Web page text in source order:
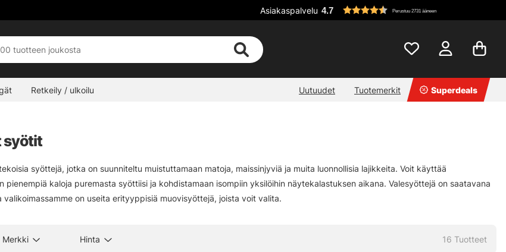
Asiakaspalvelu 4.7 Perustuu 2731 ääneen
Retkeily / ulkoilu Uutuudet Tuotemerkit Superdeals
syötit
syöttejä, jotka on suunniteltu muistuttamaan matoja, maissinjyviä ja muita luonnollisia lajikkeita. Voit käyttää
pienempiä kaloja puremasta syöttiisi ja kohdistamaan isompiin yksilöihin näytekalastuksen aikana. Valesyöttejä on saatavana
valikoimassamme on useita erityyppisiä muovisyöttejä, joista voit valita.
Merkki Hinta 16 Tuotteet